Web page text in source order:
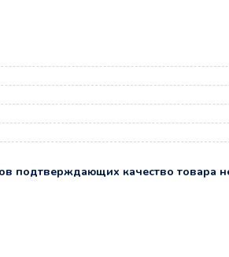
подтверждающих качество товара